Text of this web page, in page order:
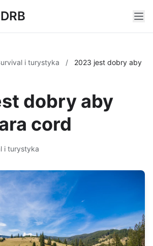
i turystyka /
2023 jest dobry aby
dobry aby
cord
i turystyka